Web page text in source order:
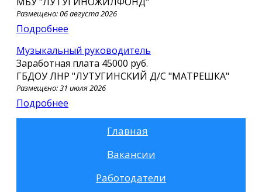
Размещено: 06 августа 2026
Подробнее
Музыкальный руководитель
Заработная плата 45000 руб.
ГБДОУ ЛНР "ЛУТУГИНСКИЙ Д/С "МАТРЕШКА"
Размещено: 31 июля 2026
Подробнее
Главная
Вакансии
Работодатели